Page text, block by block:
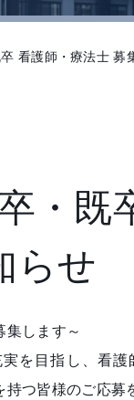
看護師・療法士 募
・既
らせ
集します～
を目指し、看
つ皆様のご応募